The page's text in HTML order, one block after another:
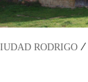
RODRIGO /